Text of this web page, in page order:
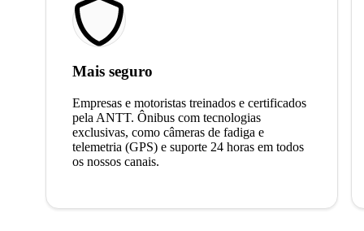
Mais seguro
Empresas e motoristas treinados e certificados
pela ANTT. Ônibus com tecnologias
exclusivas, como câmeras de fadiga e
telemetria (GPS) e suporte 24 horas em todos
os nossos canais.